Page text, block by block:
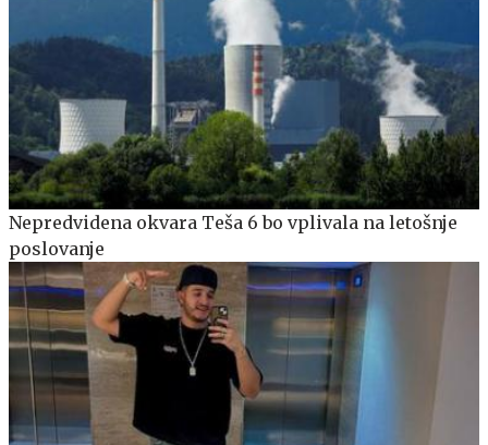
Nepredvidena okvara Teša 6 bo vplivala na letošnje
poslovanje